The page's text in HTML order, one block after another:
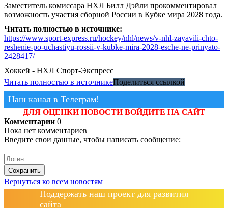
Заместитель комиссара НХЛ Билл Дэйли прокомментировал
возможность участия сборной России в Кубке мира 2028 года.
Читать полностью в источнике:
https://www.sport-express.ru/hockey/nhl/news/v-nhl-zayavili-chto-
reshenie-po-uchastiyu-rossii-v-kubke-mira-2028-esche-ne-prinyato-
2428417/
Хоккей - НХЛ Спорт-Экспресс
Читать полностью в источникеПоделиться ссылкой
Наш канал в Телеграм!
ДЛЯ ОЦЕНКИ НОВОСТИ ВОЙДИТЕ НА САЙТ
Комментарии 0
Пока нет комментариев
Введите свои данные, чтобы написать сообщение:
Сохранить
Вернуться ко всем новостям
Поддержать наш проект для развития
сайта